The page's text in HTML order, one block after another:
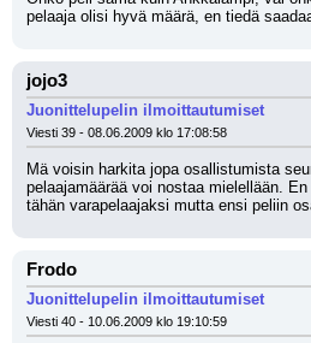
pelaaja olisi hyvä määrä, en tiedä
jojo3
Juonittelupelin ilmoittautumiset
Viesti 39 - 08.06.2009 klo 17:08:58
Mä voisin harkita jopa osallistumista
pelaajamäärää voi nostaa mielellään.
tähän varapelaajaksi mutta ensi peliin
Frodo
Juonittelupelin ilmoittautumiset
Viesti 40 - 10.06.2009 klo 19:10:59